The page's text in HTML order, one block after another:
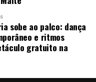
sobe ao palco: dança
e ritmos
gratuito na